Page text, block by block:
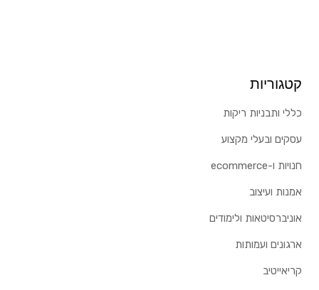
קטגוריות
כללי ותבניות ריקות
עסקים ובעלי מקצוע
חנויות ו-ecommerce
אמנות ועיצוב
אוניברסיטאות ולימודים
ארגונים ועמותות
קריאייטיב